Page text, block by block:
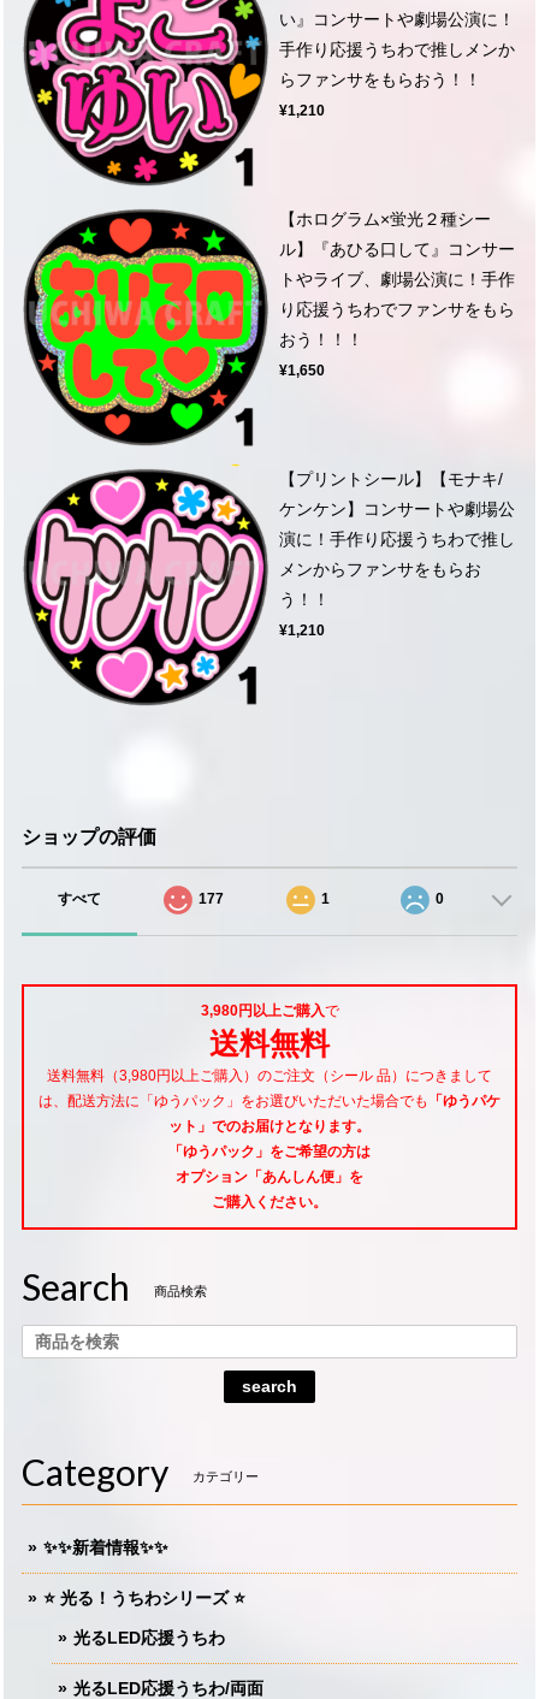
い』コンサートや劇場公演に！
手作り応援うちわで推しメンか
らファンサをもらおう！！
¥1,210
【ホログラム×蛍光２種シー
ル】『あひる口して』コンサー
トやライブ、劇場公演に！手作
り応援うちわでファンサをもら
おう！！！
¥1,650
【プリントシール】【モナキ/
ケンケン】コンサートや劇場公
演に！手作り応援うちわで推し
メンからファンサをもらお
う！！
¥1,210
ショップの評価
すべて 177 1 0
3,980円以上ご購入で
送料無料
送料無料（3,980円以上ご購入）のご注文（シール 品）につきまして
は、配送方法に「ゆうパック」をお選びいただいた場合でも
「ゆうパケ
ット」でのお届けとなります。
「ゆうパック」をご希望の方は
オプション「あんしん便」 を
ご購入ください。
Search 商品検索
search
Category カテゴリー
✨✨新着情報✨✨
⭐️ 光る！うちわシリーズ ⭐️
光るLED応援うちわ
光るLED応援うちわ/両面